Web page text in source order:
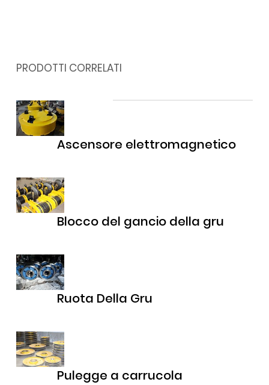
PRODOTTI CORRELATI
Ascensore elettromagnetico
Blocco del gancio della gru
Ruota Della Gru
Pulegge a carrucola